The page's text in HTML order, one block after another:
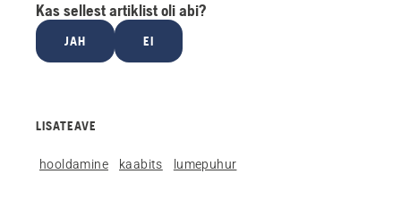
Kas sellest artiklist oli abi?
JAH EI
LISATEAVE
hooldamine kaabits lumepuhur